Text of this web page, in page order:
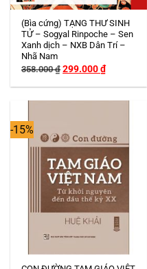
(Bìa cứng) TẠNG THƯ SINH
TỬ – Sogyal Rinpoche – Sen
Xanh dịch – NXB Dân Trí –
Nhã Nam
358.000₫Giá
gốc
là:
299.000₫Giá
hiện
tại
299.000 ₫.
-15%